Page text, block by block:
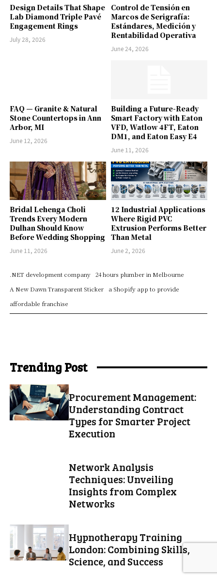
Design Details That Shape
Lab Diamond Triple Pavé
Engagement Rings
July 28, 2026
Control de Tensión en
Marcos de Serigrafía:
Estándares, Medición y
Rentabilidad Operativa
June 24, 2026
FAQ — Granite & Natural
Stone Countertops in Ann
Arbor, MI
June 12, 2026
Building a Future-Ready
Smart Factory with Eaton
VFD, Watlow 4FT, Eaton
DM1, and Eaton Easy E4
June 11, 2026
Bridal Lehenga Choli
Trends Every Modern
Dulhan Should Know
Before Wedding Shopping
June 11, 2026
12 Industrial Applications
Where Rigid PVC
Extrusion Performs Better
Than Metal
June 2, 2026
.NET development company 24 hours plumber in Melbourne
A New Dawn Transparent Sticker
a Shopify app to provide
affordable franchise
Trending Post
Procurement Management:
Understanding Contract
Types for Smarter Project
Execution
Network Analysis
Techniques: Unveiling
Insights from Complex
Networks
Hypnotherapy Training
London: Combining Skills,
Science, and Success